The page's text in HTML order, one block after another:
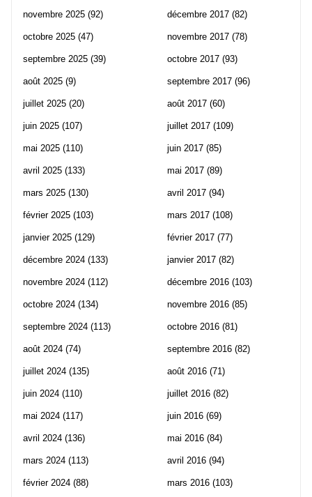
novembre 2025 (92)
octobre 2025 (47)
septembre 2025 (39)
août 2025 (9)
juillet 2025 (20)
juin 2025 (107)
mai 2025 (110)
avril 2025 (133)
mars 2025 (130)
février 2025 (103)
janvier 2025 (129)
décembre 2024 (133)
novembre 2024 (112)
octobre 2024 (134)
septembre 2024 (113)
août 2024 (74)
juillet 2024 (135)
juin 2024 (110)
mai 2024 (117)
avril 2024 (136)
mars 2024 (113)
février 2024 (88)
décembre 2017 (82)
novembre 2017 (78)
octobre 2017 (93)
septembre 2017 (96)
août 2017 (60)
juillet 2017 (109)
juin 2017 (85)
mai 2017 (89)
avril 2017 (94)
mars 2017 (108)
février 2017 (77)
janvier 2017 (82)
décembre 2016 (103)
novembre 2016 (85)
octobre 2016 (81)
septembre 2016 (82)
août 2016 (71)
juillet 2016 (82)
juin 2016 (69)
mai 2016 (84)
avril 2016 (94)
mars 2016 (103)